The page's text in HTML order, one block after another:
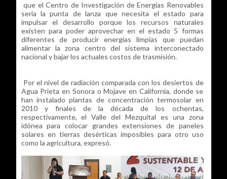
que el Centro de Investigación de Energías Renovables
sería la punta de lanza que necesita el estado para
impulsar el desarrollo porque los recursos naturales
existen para poder aprovechar en el estado 5 formas
diferentes de producir energías limpias que puedan
alimentar la zona centro del sistema interconectado
nacional y bajar los actuales costos de trasmisión.
Por el nivel de radiación comparada con los desiertos de
Agua Prieta en Sonora o Mojave en California, donde se
han instalado plantas de concentración termosolar en
2010 y finales de la década de los ochentas,
respectivamente, el Valle del Mezquital es una zona
idónea para colocar grandes extensiones de paneles
solares en tierras desérticas imposibles para otro uso
como la agricultura, expresó.